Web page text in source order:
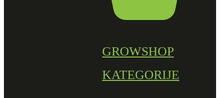
GROWSHOP
KATEGORIJE